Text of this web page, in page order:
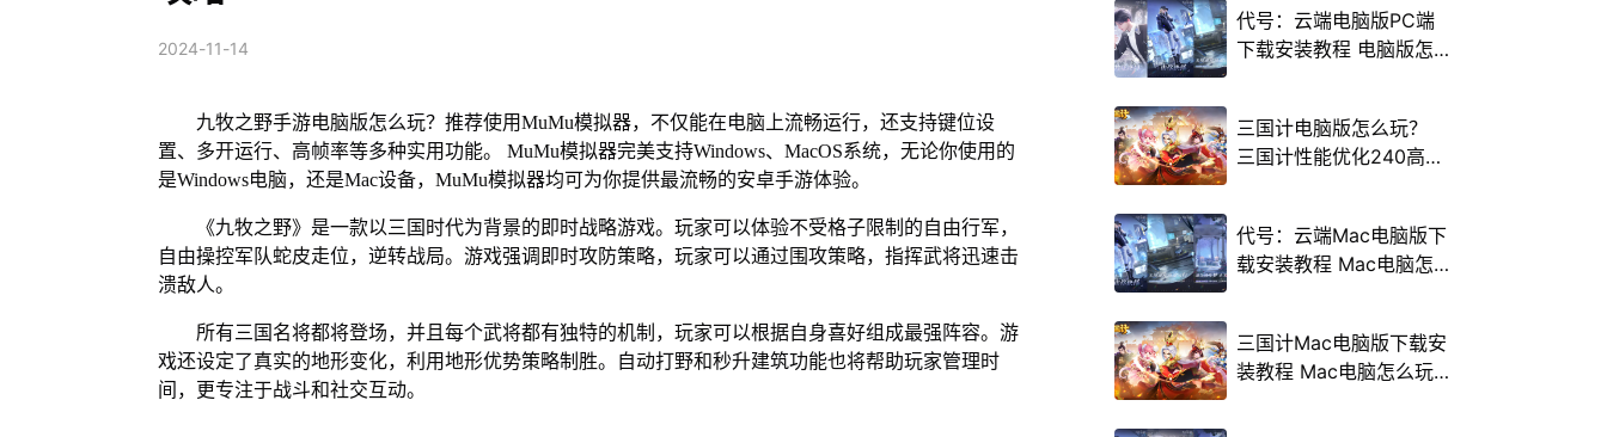
2024-11-14
九牧之野手游电脑版怎么玩？推荐使用MuMu模拟器，不仅能在电脑上流畅运行，还支持键位设
置、多开运行、高帧率等多种实用功能。 MuMu模拟器完美支持Windows、MacOS系统，无论你使用的
是Windows电脑，还是Mac设备，MuMu模拟器均可为你提供最流畅的安卓手游体验。
《九牧之野》是一款以三国时代为背景的即时战略游戏。玩家可以体验不受格子限制的自由行军，
自由操控军队蛇皮走位，逆转战局。游戏强调即时攻防策略，玩家可以通过围攻策略，指挥武将迅速击
溃敌人。
所有三国名将都将登场，并且每个武将都有独特的机制，玩家可以根据自身喜好组成最强阵容。游
戏还设定了真实的地形变化，利用地形优势策略制胜。自动打野和秒升建筑功能也将帮助玩家管理时
间，更专注于战斗和社交互动。
代号：云端电脑版PC端
下载安装教程 电脑版怎
三国计电脑版怎么玩？
三国计性能优化240高帧
代号：云端Mac电脑版下
载安装教程 Mac电脑怎
三国计Mac电脑版下载安
装教程 Mac电脑怎么玩